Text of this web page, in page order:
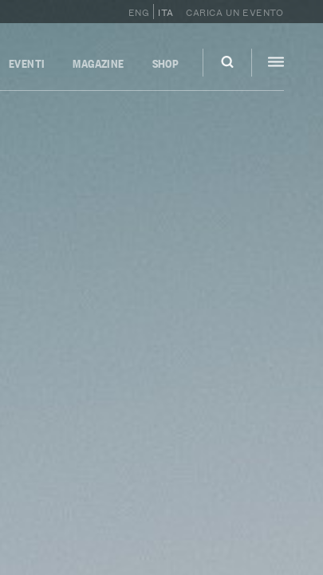
ENG ITA CARICA UN EVENTO
EVENTI MAGAZINE SHOP